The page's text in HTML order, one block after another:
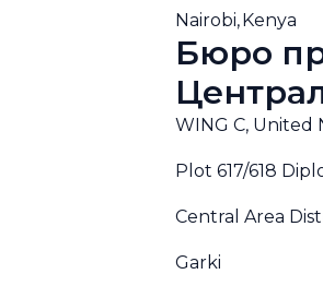
Nairobi, Kenya
Бюро
WING C, United
Plot 617/618
Central Area
Garki